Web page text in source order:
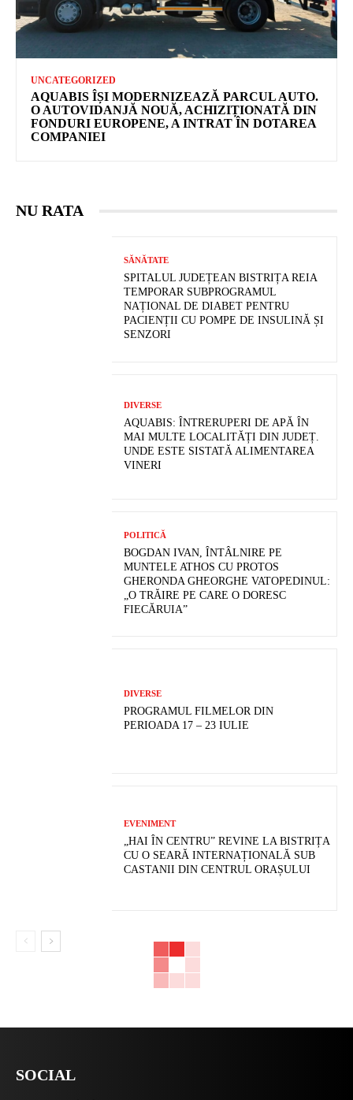
UNCATEGORIZED
AQUABIS ÎȘI MODERNIZEAZĂ PARCUL AUTO.
O AUTOVIDANJĂ NOUĂ, ACHIZIȚIONATĂ DIN
FONDURI EUROPENE, A INTRAT ÎN DOTAREA
COMPANIEI
NU RATA
SĂNĂTATE
SPITALUL JUDEȚEAN BISTRIȚA REIA
TEMPORAR SUBPROGRAMUL
NAȚIONAL DE DIABET PENTRU
PACIENȚII CU POMPE DE INSULINĂ ȘI
SENZORI
DIVERSE
AQUABIS: ÎNTRERUPERI DE APĂ ÎN
MAI MULTE LOCALITĂȚI DIN JUDEȚ.
UNDE ESTE SISTATĂ ALIMENTAREA
VINERI
POLITICĂ
BOGDAN IVAN, ÎNTÂLNIRE PE
MUNTELE ATHOS CU PROTOS
GHERONDA GHEORGHE VATOPEDINUL:
„O TRĂIRE PE CARE O DORESC
FIECĂRUIA”
DIVERSE
PROGRAMUL FILMELOR DIN
PERIOADA 17 – 23 IULIE
EVENIMENT
„HAI ÎN CENTRU” REVINE LA BISTRIȚA
CU O SEARĂ INTERNAȚIONALĂ SUB
CASTANII DIN CENTRUL ORAȘULUI
SOCIAL